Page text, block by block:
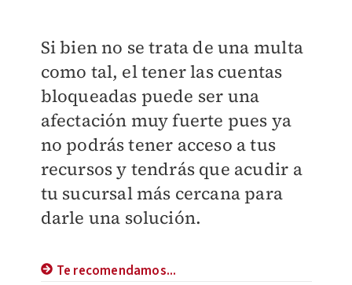
Si bien no se trata de una multa
como tal, el tener las cuentas
bloqueadas puede ser una
afectación muy fuerte pues ya
no podrás tener acceso a tus
recursos y tendrás que acudir a
tu sucursal más cercana para
darle una solución.
Te recomendamos...